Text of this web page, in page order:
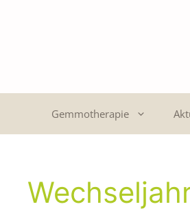
Gemmotherapie